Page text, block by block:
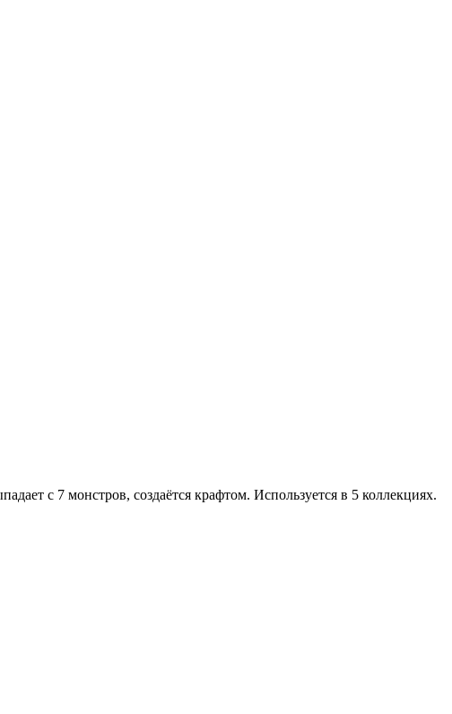
с 7 монстров, создаётся крафтом. Используется в 5 коллекциях.